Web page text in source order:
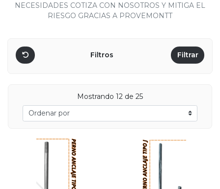
NECESIDADES COTIZA CON NOSOTROS Y MITIGA EL
RIESGO GRACIAS A PROVEMONTT
Filtros Filtrar
Mostrando 12 de 25